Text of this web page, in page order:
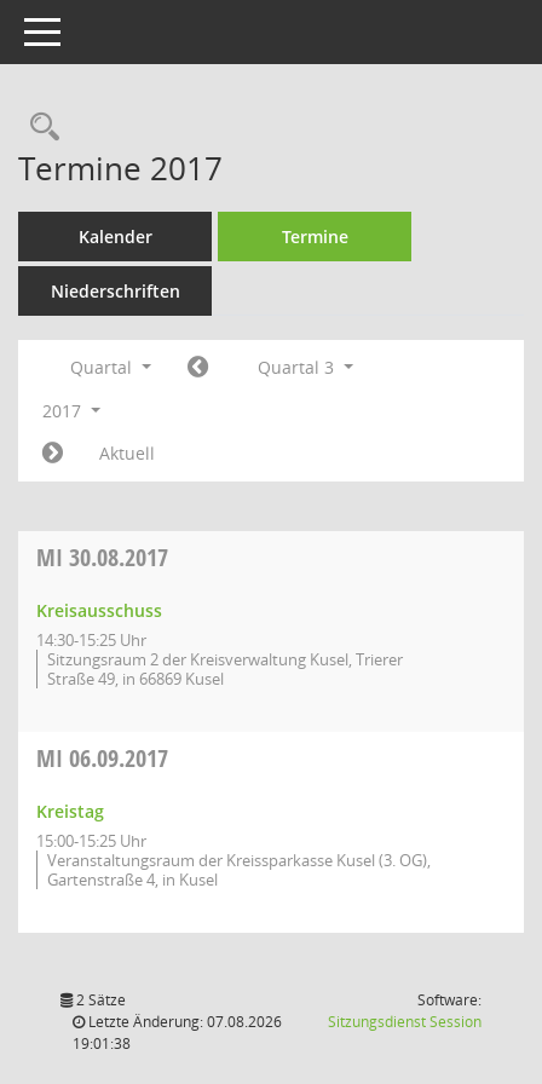
Toggle navigation
Rechercheauswahl
Termine 2017
Kalender Termine
Niederschriften
Quartal
Quartal 3
2017
Aktuell
MI 30.08.2017
Kreisausschuss
14:30-15:25 Uhr
Sitzungsraum 2 der Kreisverwaltung Kusel, Trierer
Straße 49, in 66869 Kusel
MI 06.09.2017
Kreistag
15:00-15:25 Uhr
Veranstaltungsraum der Kreissparkasse Kusel (3. OG),
Gartenstraße 4, in Kusel
2 Sätze
Letzte Änderung: 07.08.2026
19:01:38
Software:
SitzungsdienstSession(Wird in